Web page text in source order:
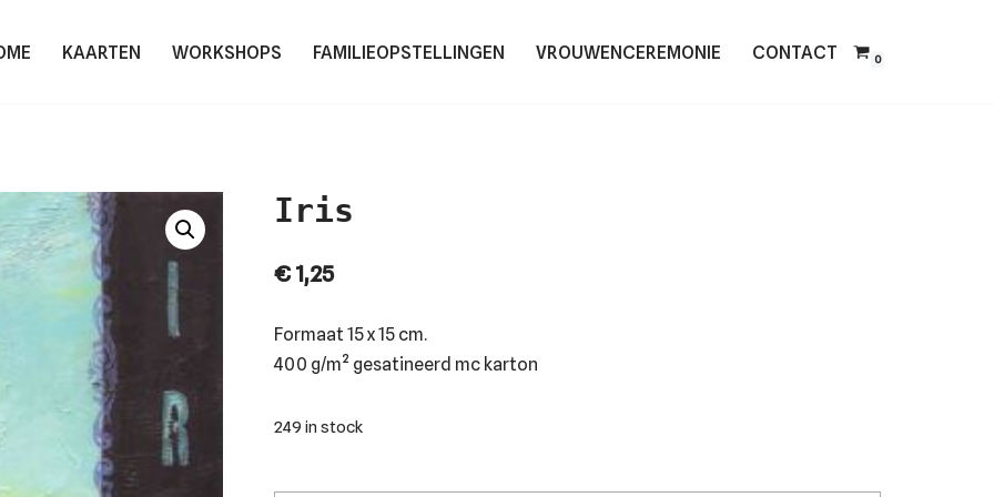
KAARTEN WORKSHOPS FAMILIEOPSTELLINGEN VROUWENCEREMONIE CONTACT 0
Iris
€1,25
Formaat 15 x 15 cm.
400 g/m² gesatineerd mc karton
249 in stock